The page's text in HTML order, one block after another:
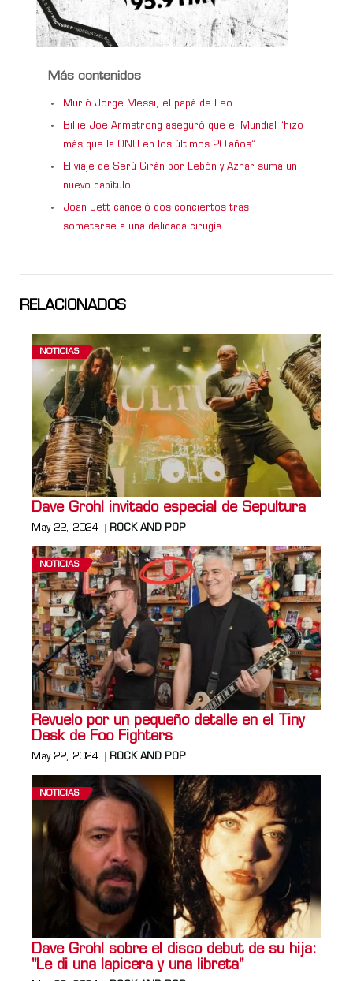
Más contenidos
Murió Jorge Messi, el papá de Leo
Billie Joe Armstrong aseguró que el Mundial “hizo
más que la ONU en los últimos 20 años”
El viaje de Serú Girán por Lebón y Aznar suma un
nuevo capítulo
Joan Jett canceló dos conciertos tras
someterse a una delicada cirugía
RELACIONADOS
NOTICIAS
Dave Grohl invitado especial de Sepultura
May 22, 2024 ROCK AND POP
NOTICIAS
Revuelo por un pequeño detalle en el Tiny
Desk de Foo Fighters
May 22, 2024 ROCK AND POP
NOTICIAS
Dave Grohl sobre el disco debut de su hija:
"Le di una lapicera y una libreta"